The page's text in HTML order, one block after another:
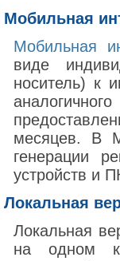
Мобильная
Мобильная
виде
носитель) к
месяцев. В
генерации
устройств и
Локальная
Локальная
на одном